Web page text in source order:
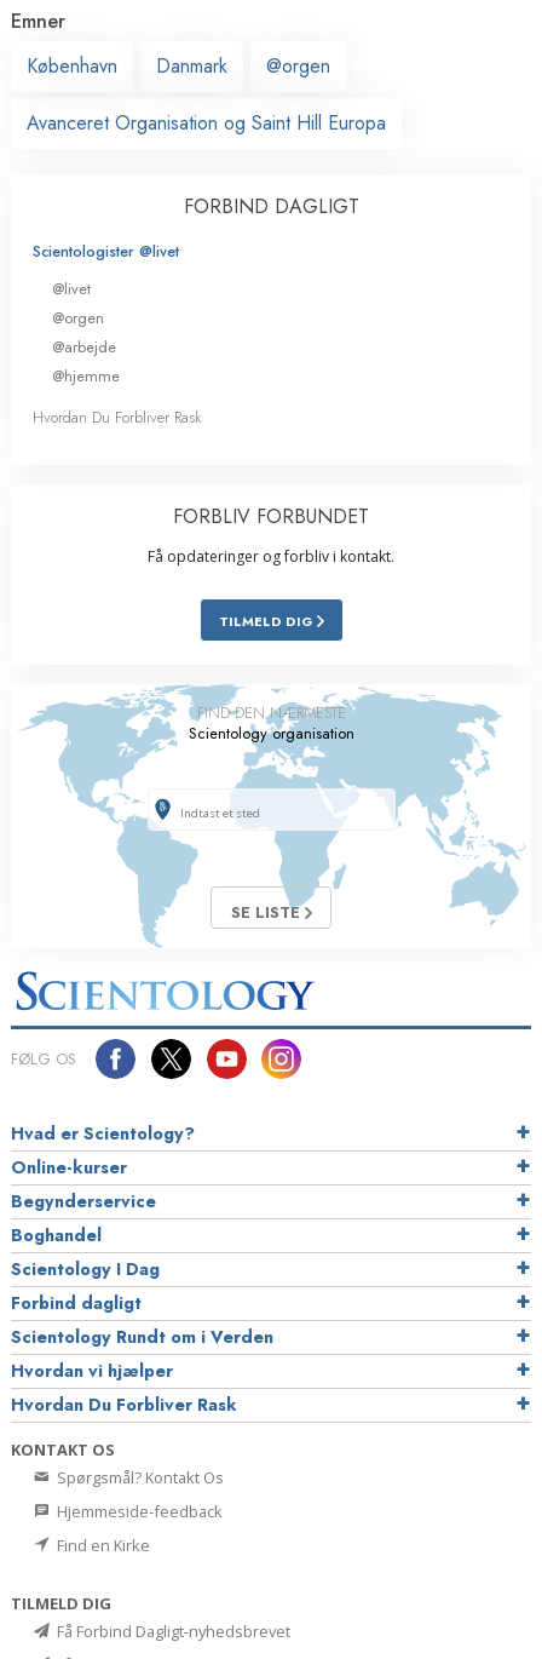
Emner
København
Danmark @orgen
Avanceret Organisation og Saint Hill Europa
FORBIND DAGLIGT
Scientologister @livet
@livet
@orgen
@arbejde
@hjemme
Hvordan Du Forbliver Rask
FORBLIV FORBUNDET
Få opdateringer og forbliv i kontakt.
TILMELD DIG
FIND DEN NÆRMESTE
Scientology organisation
SE LISTE
FØLG OS
Hvad er Scientology?
Online-kurser
Begynderservice
Boghandel
Scientology I Dag
Forbind dagligt
Scientology Rundt om i Verden
Hvordan vi hjælper
Hvordan Du Forbliver Rask
KONTAKT OS
Spørgsmål? Kontakt Os
Hjemmeside-feedback
Find en Kirke
TILMELD DIG
Få Forbind Dagligt-nyhedsbrevet